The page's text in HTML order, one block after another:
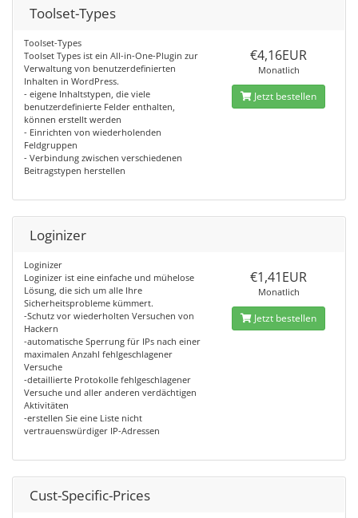
Toolset-Types
Toolset-Types
Toolset Types ist ein All-in-One-Plugin zur
Verwaltung von benutzerdefinierten
Inhalten in WordPress.
- eigene Inhaltstypen, die viele
benutzerdefinierte Felder enthalten,
können erstellt werden
- Einrichten von wiederholenden
Feldgruppen
- Verbindung zwischen verschiedenen
Beitragstypen herstellen
€4,16EUR
Monatlich
Jetzt bestellen
Loginizer
Loginizer
Loginizer ist eine einfache und mühelose
Lösung, die sich um alle Ihre
Sicherheitsprobleme kümmert.
-Schutz vor wiederholten Versuchen von
Hackern
-automatische Sperrung für IPs nach einer
maximalen Anzahl fehlgeschlagener
Versuche
-detaillierte Protokolle fehlgeschlagener
Versuche und aller anderen verdächtigen
Aktivitäten
-erstellen Sie eine Liste nicht
vertrauenswürdiger IP-Adressen
€1,41EUR
Monatlich
Jetzt bestellen
Cust-Specific-Prices